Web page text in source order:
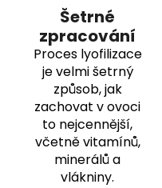
Šetrné
zpracování
Proces lyofilizace
je velmi šetrný
způsob, jak
zachovat v ovoci
to nejcennější,
včetně vitamínů,
minerálů a
vlákniny.